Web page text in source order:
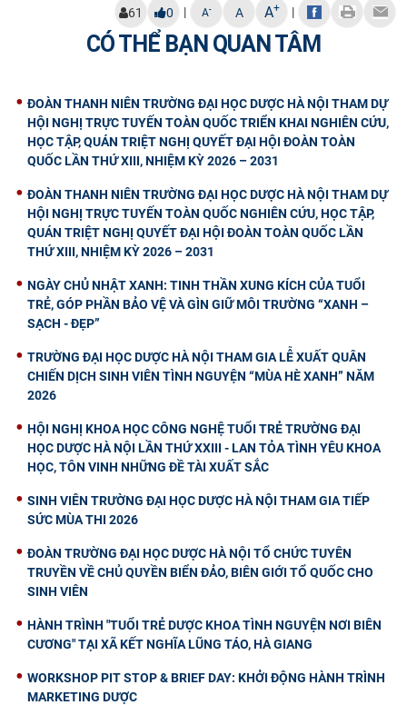
61 0 | A- A A+ |
CÓ THỂ BẠN QUAN TÂM
ĐOÀN THANH NIÊN TRƯỜNG ĐẠI HỌC DƯỢC HÀ NỘI THAM DỰ
HỘI NGHỊ TRỰC TUYẾN TOÀN QUỐC TRIỂN KHAI NGHIÊN CỨU,
HỌC TẬP, QUÁN TRIỆT NGHỊ QUYẾT ĐẠI HỘI ĐOÀN TOÀN
QUỐC LẦN THỨ XIII, NHIỆM KỲ 2026 – 2031
ĐOÀN THANH NIÊN TRƯỜNG ĐẠI HỌC DƯỢC HÀ NỘI THAM DỰ
HỘI NGHỊ TRỰC TUYẾN TOÀN QUỐC NGHIÊN CỨU, HỌC TẬP,
QUÁN TRIỆT NGHỊ QUYẾT ĐẠI HỘI ĐOÀN TOÀN QUỐC LẦN
THỨ XIII, NHIỆM KỲ 2026 – 2031
NGÀY CHỦ NHẬT XANH: TINH THẦN XUNG KÍCH CỦA TUỔI
TRẺ, GÓP PHẦN BẢO VỆ VÀ GÌN GIỮ MÔI TRƯỜNG “XANH –
SẠCH - ĐẸP”
TRƯỜNG ĐẠI HỌC DƯỢC HÀ NỘI THAM GIA LỄ XUẤT QUÂN
CHIẾN DỊCH SINH VIÊN TÌNH NGUYỆN “MÙA HÈ XANH” NĂM
2026
HỘI NGHỊ KHOA HỌC CÔNG NGHỆ TUỔI TRẺ TRƯỜNG ĐẠI
HỌC DƯỢC HÀ NỘI LẦN THỨ XXIII - LAN TỎA TÌNH YÊU KHOA
HỌC, TÔN VINH NHỮNG ĐỀ TÀI XUẤT SẮC
SINH VIÊN TRƯỜNG ĐẠI HỌC DƯỢC HÀ NỘI THAM GIA TIẾP
SỨC MÙA THI 2026
ĐOÀN TRƯỜNG ĐẠI HỌC DƯỢC HÀ NỘI TỔ CHỨC TUYÊN
TRUYỀN VỀ CHỦ QUYỀN BIỂN ĐẢO, BIÊN GIỚI TỔ QUỐC CHO
SINH VIÊN
HÀNH TRÌNH "TUỔI TRẺ DƯỢC KHOA TÌNH NGUYỆN NƠI BIÊN
CƯƠNG" TẠI XÃ KẾT NGHĨA LŨNG TÁO, HÀ GIANG
WORKSHOP PIT STOP & BRIEF DAY: KHỞI ĐỘNG HÀNH TRÌNH
MARKETING DƯỢC